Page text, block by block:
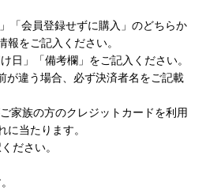
「会員登録せずに購入」のどちらか
をご記入ください。
日」「備考欄」をご記入ください。
違う場合、必ず決済者名をご記載
の方のクレジットカードを利用
に当たります。
ださい。